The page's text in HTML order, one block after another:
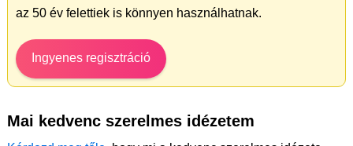
az 50 év felettiek is könnyen használhatnak.
Ingyenes regisztráció
Mai kedvenc szerelmes idézetem